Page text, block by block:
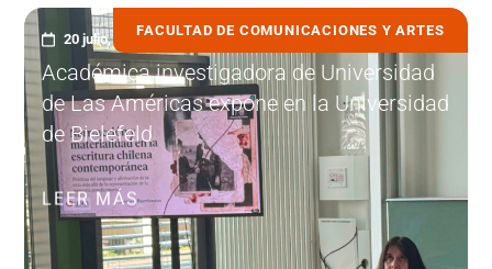
FACULTAD DE COMUNICACIONES Y ARTES
20 julio, 2026
Académica investigadora de Universidad
de Las Américas expone en la Universidad
de Bielefeld
LEER MÁS